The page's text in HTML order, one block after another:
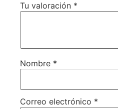
Tu valoración *
Nombre *
Correo electrónico *